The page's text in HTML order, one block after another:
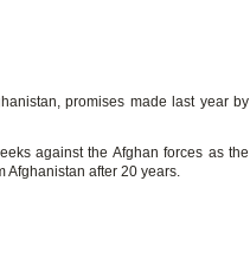
promises made last year by
against the Afghan forces as the
after 20 years.